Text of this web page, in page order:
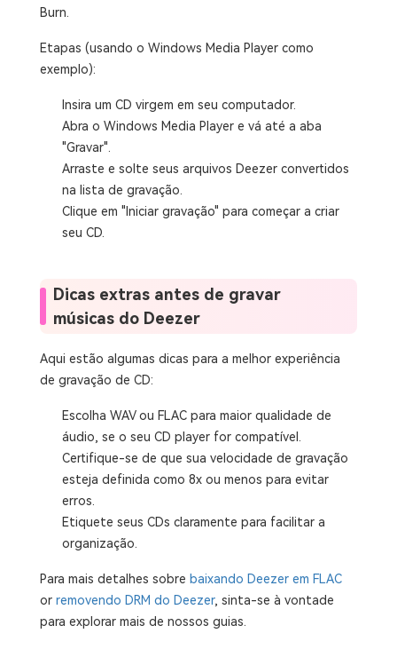
Burn.
Etapas (usando o Windows Media Player como
exemplo):
Insira um CD virgem em seu computador.
Abra o Windows Media Player e vá até a aba
"Gravar".
Arraste e solte seus arquivos Deezer convertidos
na lista de gravação.
Clique em "Iniciar gravação" para começar a criar
seu CD.
Dicas extras antes de gravar
músicas do Deezer
Aqui estão algumas dicas para a melhor experiência
de gravação de CD:
Escolha WAV ou FLAC para maior qualidade de
áudio, se o seu CD player for compatível.
Certifique-se de que sua velocidade de gravação
esteja definida como 8x ou menos para evitar
erros.
Etiquete seus CDs claramente para facilitar a
organização.
Para mais detalhes sobre baixando Deezer em FLAC
or removendo DRM do Deezer, sinta-se à vontade
para explorar mais de nossos guias.